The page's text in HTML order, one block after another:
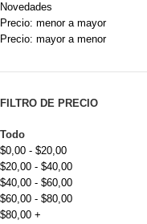
Novedades
Precio: menor a mayor
Precio: mayor a menor
FILTRO DE PRECIO
Todo
$0,00 - $20,00
$20,00 - $40,00
$40,00 - $60,00
$60,00 - $80,00
$80,00 +